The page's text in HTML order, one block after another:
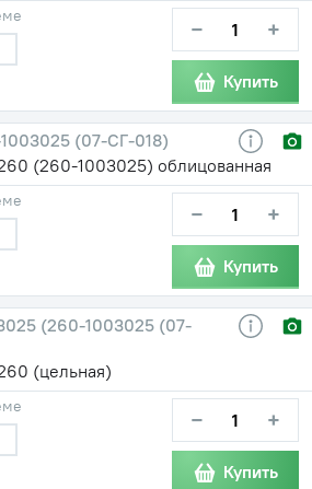
− +
Купить
(07-СГ-018)
(260-1003025) облицованная
− +
Купить
(260-1003025 (07-
(цельная)
− +
Купить